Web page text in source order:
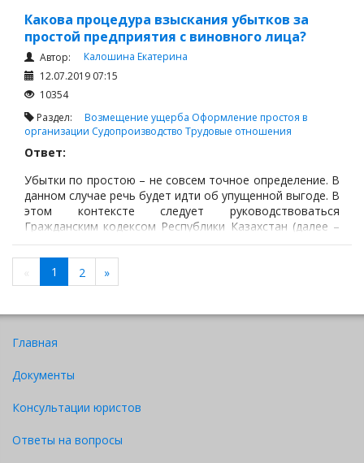
Какова процедура взыскания убытков за
простой предприятия с виновного лица?
Автор:
Калошина Екатерина
12.07.2019 07:15
10354
Раздел: Возмещение ущерба Оформление простоя в
организации Судопроизводство Трудовые отношения
Ответ:
Убытки по простою – не совсем точное определение. В
данном случае речь будет идти об упущенной выгоде. В
этом контексте следует руководствоваться
Гражданским кодексом Республики Казахстан (далее –
ГК РК).
1 2 »
Главная
Документы
Консультации юристов
Ответы на вопросы